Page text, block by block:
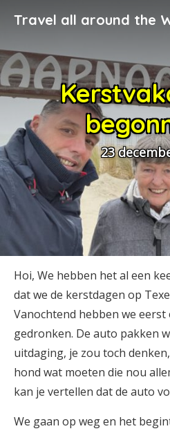
Travel all around the
23
Hoi, We hebben het al een
dat we de kerstdagen op
Vanochtend hebben we
gedronken. De auto pakken
uitdaging, je zou toch
hond wat moeten die nou
kan je vertellen dat de auto
We gaan op weg en het